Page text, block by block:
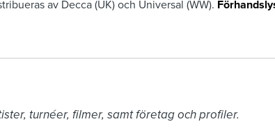
av Decca (UK) och Universal (WW).
turnéer, filmer, samt företag och profiler.